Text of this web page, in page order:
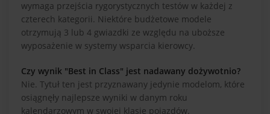
wymaga przejścia rygorystycznych testów w każdej z
czterech kategorii. Niektóre budżetowe modele
otrzymują 3 lub 4 gwiazdki ze względu na uboższe
wyposażenie w systemy wsparcia kierowcy.
Czy wynik "Best in Class" jest nadawany dożywotnio?
Nie. Tytuł ten jest przyznawany jedynie modelom, które
osiągnęły najlepsze wyniki w danym roku
kalendarzowym w swojej klasie pojazdów.